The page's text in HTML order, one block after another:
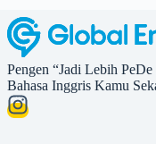
Pengen “Jadi Lebih
Bahasa Inggris Kamu